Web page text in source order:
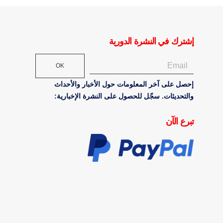
إشترك في النشرة الدورية
OK
إحصل على آخر المعلومات حول الأخبار والأحداث
والتحديثات. سجّل للحصول على النشرة الإخبارية:
تبرع الآن